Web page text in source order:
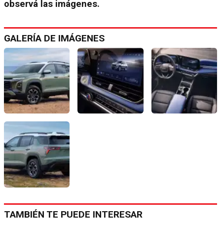
observá las imágenes.
GALERÍA DE IMÁGENES
TAMBIÉN TE PUEDE INTERESAR